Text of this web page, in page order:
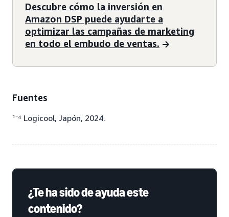
Descubre cómo la inversión en
Amazon DSP puede ayudarte a
optimizar las campañas de marketing
en todo el embudo de ventas.
Fuentes
¹⁻⁴ Logicool, Japón, 2024.
¿Te ha sido de ayuda este
contenido?